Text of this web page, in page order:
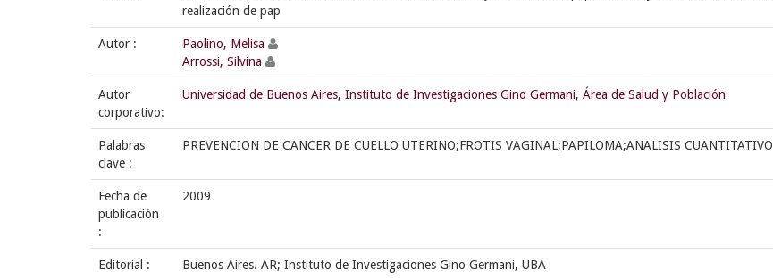
realización de pap
Autor :
Paolino, Melisa
Arrossi, Silvina
Autor
corporativo:
Universidad de Buenos Aires, Instituto de Investigaciones Gino Germani, Área de Salud y Población
Palabras
clave :
PREVENCION DE CANCER DE CUELLO UTERINO;FROTIS VAGINAL;PAPILOMA;ANALISIS CUANTITATIVO
Fecha de
publicación
:
2009
Editorial : Buenos Aires. AR; Instituto de Investigaciones Gino Germani, UBA